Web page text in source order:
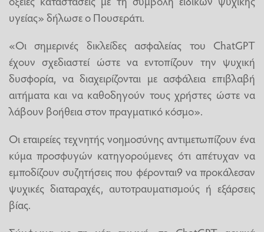
υγείας» δήλωσε ο Πουσεράτι.
«Οι σημερινές δικλείδες ασφαλείας του ChatGPT
έχουν σχεδιαστεί ώστε να εντοπίζουν την ψυχική
δυσφορία, να διαχειρίζονται με ασφάλεια επιβλαβή
αιτήματα και να καθοδηγούν τους χρήστες ώστε να
λάβουν βοήθεια στον πραγματικό κόσμο».
Οι εταιρείες τεχνητής νοημοσύνης αντιμετωπίζουν ένα
κύμα προσφυγών κατηγορούμενες ότι απέτυχαν να
εμποδίζουν συζητήσεις που φέρονται9 να προκάλεσαν
ψυχικές διαταραχές, αυτοτραυματισμούς ή εξάρσεις
βίας.